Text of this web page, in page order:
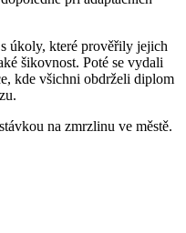
úkoly, které prověřily jejich
šikovnost. Poté se vydali
kde všichni obdrželi diplom
na zmrzlinu ve městě.